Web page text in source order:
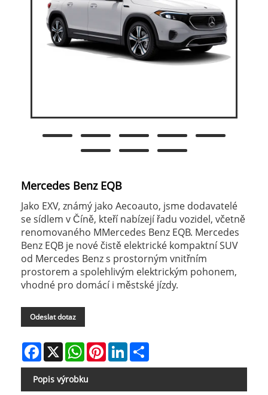
Mercedes Benz EQB
Jako EXV, známý jako Aecoauto, jsme dodavatelé
se sídlem v Číně, kteří nabízejí řadu vozidel, včetně
renomovaného MMercedes Benz EQB. Mercedes
Benz EQB je nové čistě elektrické kompaktní SUV
od Mercedes Benz s prostorným vnitřním
prostorem a spolehlivým elektrickým pohonem,
vhodné pro domácí i městské jízdy.
Odeslat dotaz
Facebook
X WhatsAppPinterestLinkedIn
Popis výrobku